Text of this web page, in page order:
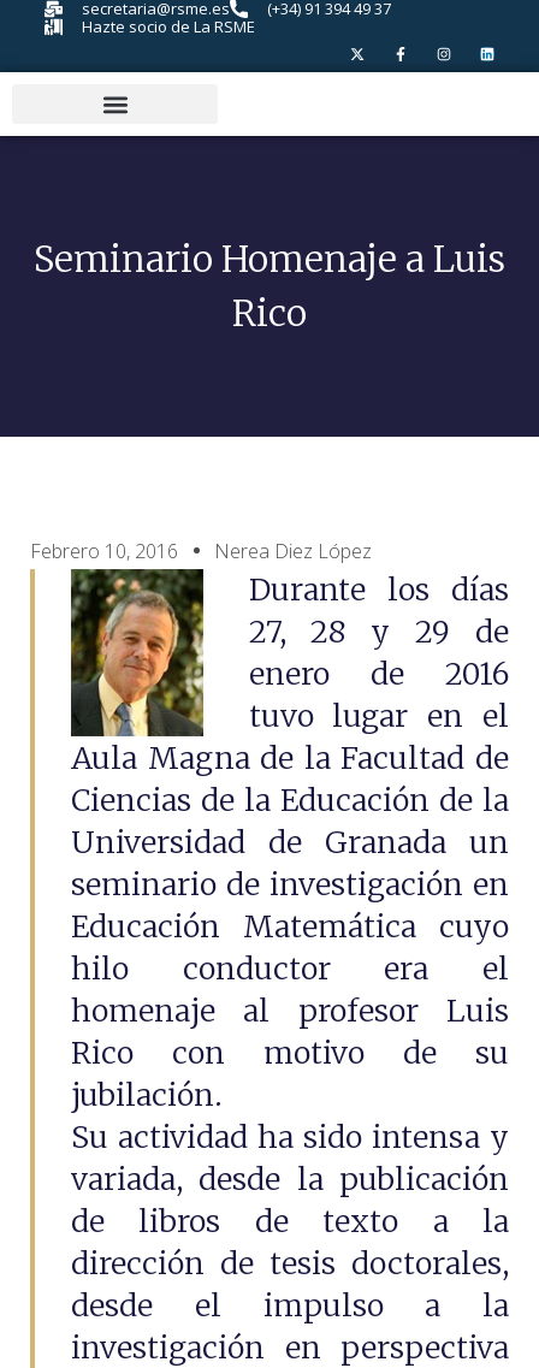
secretaria@rsme.es
(+34) 91 394 49 37
Hazte socio de La RSME
Seminario Homenaje a Luis
Rico
Febrero 10, 2016 Nerea Diez López
Durante los días
27, 28 y 29 de
enero de 2016
tuvo lugar en el
Aula Magna de la Facultad de
Ciencias de la Educación de la
Universidad de Granada un
seminario de investigación en
Educación Matemática cuyo
hilo conductor era el
homenaje al profesor Luis
Rico con motivo de su
jubilación.
Su actividad ha sido intensa y
variada, desde la publicación
de libros de texto a la
dirección de tesis doctorales,
desde el impulso a la
investigación en perspectiva